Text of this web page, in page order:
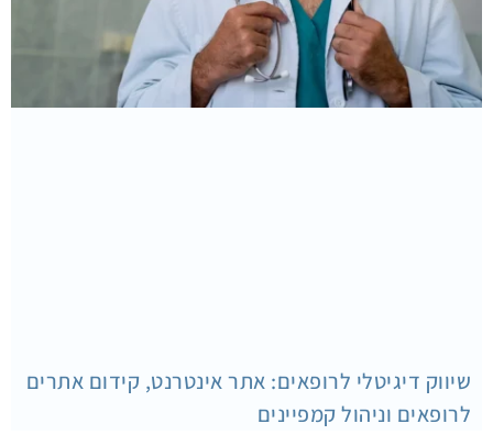
שיווק דיגיטלי לרופאים: אתר אינטרנט, קידום אתרים
לרופאים וניהול קמפיינים